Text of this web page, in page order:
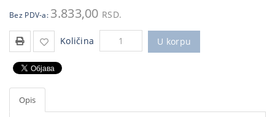
Bez PDV-a: 3.833,00 RSD.
Količina U korpu
Opis